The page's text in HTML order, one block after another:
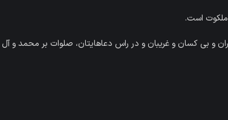
است.
و بی کسان و غریبان و در راس دعاهایتان، صلوات بر محمد و آل